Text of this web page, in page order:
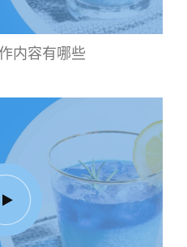
内容有哪些